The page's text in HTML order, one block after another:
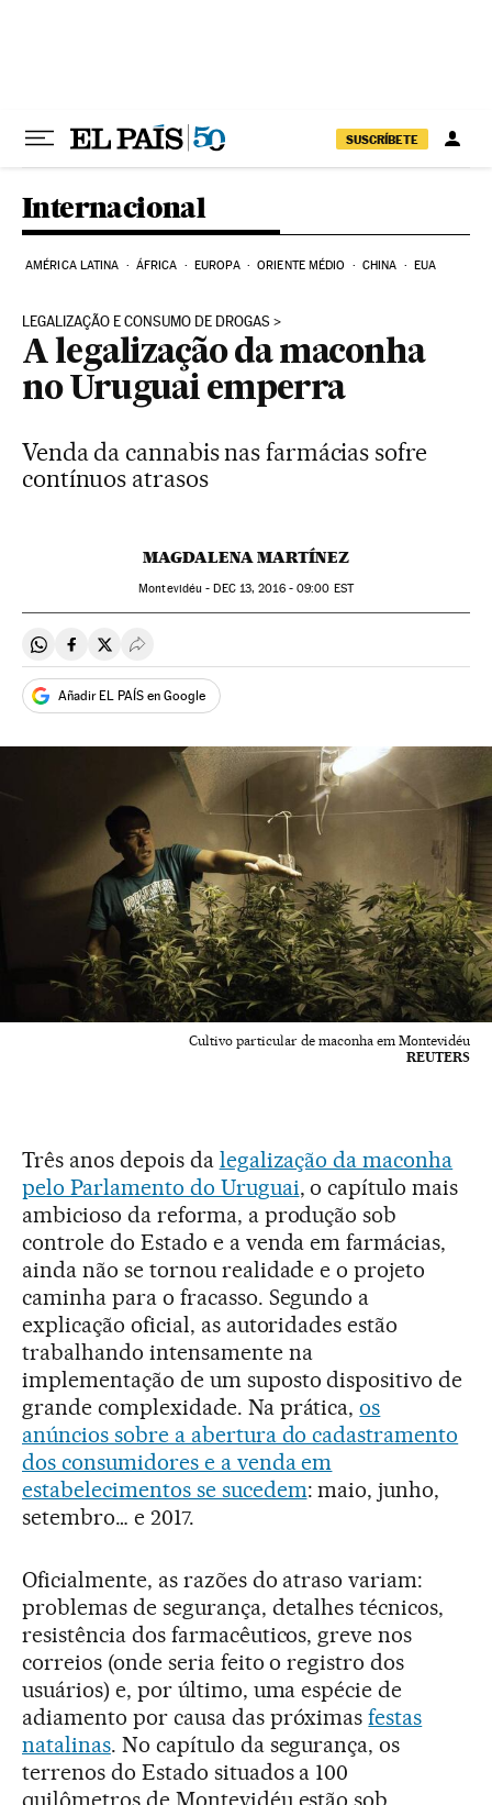
SUSCRÍBETE
Internacional
AMÉRICA LATINA ÁFRICA EUROPA ORIENTE MÉDIO CHINA EUA
LEGALIZAÇÃO E CONSUMO DE DROGAS
A legalização da maconha
no Uruguai emperra
Venda da cannabis nas farmácias sofre
contínuos atrasos
MAGDALENA MARTÍNEZ
Montevidéu -DEC13, 2016 - 09:00 EST
Compartir en Whatsapp
Compartir en Facebook
Compartir en Twitter
Desplegar Redes Sociales
Añadir EL PAÍS en Google
Cultivo particular de maconha em Montevidéu
REUTERS
Três anos depois da legalização da maconha
pelo Parlamento do Uruguai, o capítulo mais
ambicioso da reforma, a produção sob
controle do Estado e a venda em farmácias,
ainda não se tornou realidade e o projeto
caminha para o fracasso. Segundo a
explicação oficial, as autoridades estão
trabalhando intensamente na
implementação de um suposto dispositivo de
grande complexidade. Na prática,os
anúncios sobre a abertura do cadastramento
dos consumidores e a venda em
estabelecimentos se sucedem: maio, junho,
setembro… e 2017.
Oficialmente, as razões do atraso variam:
problemas de segurança, detalhes técnicos,
resistência dos farmacêuticos, greve nos
correios (onde seria feito o registro dos
usuários) e, por último, uma espécie de
adiamento por causa das próximasfestas
natalinas. No capítulo da segurança, os
terrenos do Estado situados a 100